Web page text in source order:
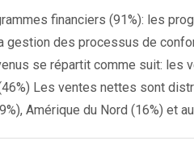
financiers (91%): les
des processus de
se répartit comme suit:
Les ventes nettes sont
Amérique du Nord (16%) et